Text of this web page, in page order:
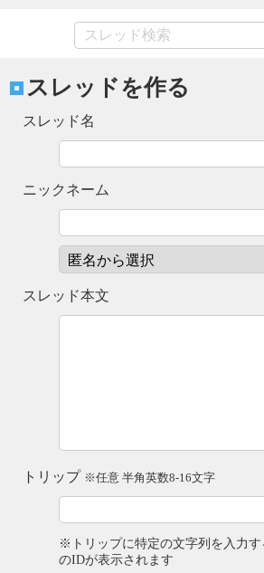
スレッドを作る
スレッド名
ニックネーム
スレッド本文
トリップ ※任意 半角英数8-16文字
※トリップに特定の文字列を入力
のIDが表示されます